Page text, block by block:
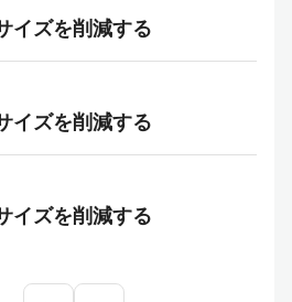
イズを削減する
イズを削減する
イズを削減する